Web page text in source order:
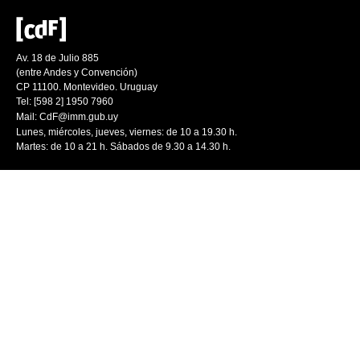
Av. 18 de Julio 885
(entre Andes y Convención)
CP 11100. Montevideo. Uruguay
Tel: [598 2] 1950 7960
Mail: CdF@imm.gub.uy
Lunes, miércoles, jueves, viernes: de 10 a 19.30 h.
Martes: de 10 a 21 h. Sábados de 9.30 a 14.30 h.